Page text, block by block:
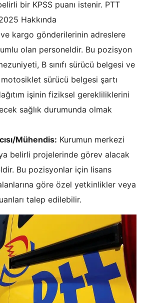
bir KPSS puanı istenir. PTT
Hakkında
kargo gönderilerinin adreslere
olan personeldir. Bu pozisyon
B sınıfı sürücü belgesi ve
motosiklet sürücü belgesi şartı
işinin fiziksel gerekliliklerini
sağlık durumunda olmak
Mühendis: Kurumun merkezi
belirli projelerinde görev alacak
Bu pozisyonlar için lisans
göre özel yetkinlikler veya
talep edilebilir.